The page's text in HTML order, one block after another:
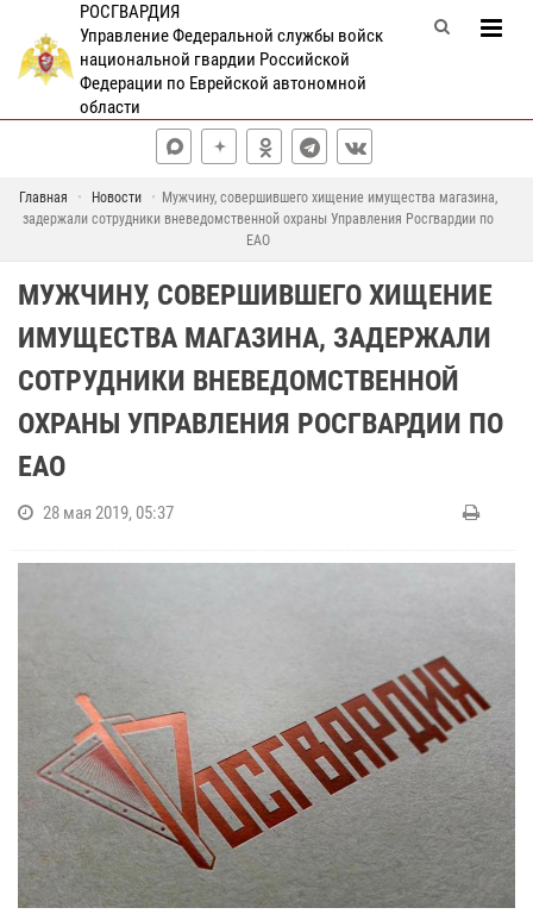
РОСГВАРДИЯ
Управление Федеральной службы войск
национальной гвардии Российской
Федерации по Еврейской автономной
области
Главная Новости
Мужчину, совершившего хищение имущества магазина,
задержали сотрудники вневедомственной охраны Управления Росгвардии по
ЕАО
МУЖЧИНУ, СОВЕРШИВШЕГО ХИЩЕНИЕ
ИМУЩЕСТВА МАГАЗИНА, ЗАДЕРЖАЛИ
СОТРУДНИКИ ВНЕВЕДОМСТВЕННОЙ
ОХРАНЫ УПРАВЛЕНИЯ РОСГВАРДИИ ПО
ЕАО
28 мая 2019, 05:37